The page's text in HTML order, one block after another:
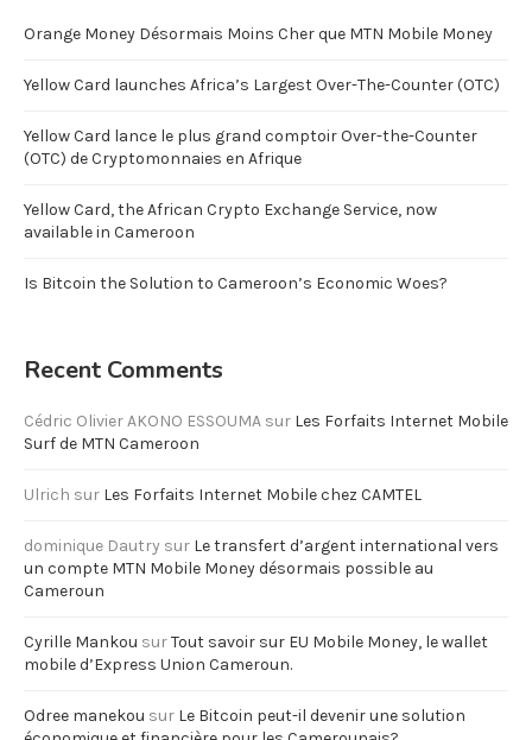
Orange Money Désormais Moins Cher que MTN Mobile Money
Yellow Card launches Africa’s Largest Over-The-Counter (OTC)
Yellow Card lance le plus grand comptoir Over-the-Counter
(OTC) de Cryptomonnaies en Afrique
Yellow Card, the African Crypto Exchange Service, now
available in Cameroon
Is Bitcoin the Solution to Cameroon’s Economic Woes?
Recent Comments
Cédric Olivier AKONO ESSOUMA sur Les Forfaits Internet Mobile
Surf de MTN Cameroon
Ulrich sur Les Forfaits Internet Mobile chez CAMTEL
dominique Dautry sur Le transfert d’argent international vers
un compte MTN Mobile Money désormais possible au
Cameroun
Cyrille Mankou surTout savoir sur EU Mobile Money, le wallet
mobile d’Express Union Cameroun.
Odree manekou sur Le Bitcoin peut-il devenir une solution